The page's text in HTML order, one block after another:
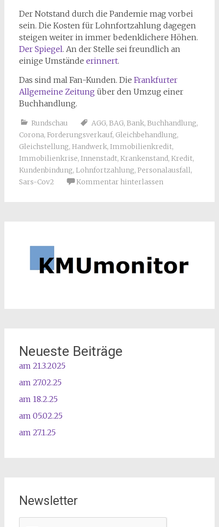
Der Notstand durch die Pandemie mag vorbei
sein. Die Kosten für Lohnfortzahlung dagegen
steigen weiter in immer bedenklichere Höhen.
Der Spiegel. An der Stelle sei freundlich an
einige Umstände erinnert.
Das sind mal Fan-Kunden. Die Frankfurter
Allgemeine Zeitung über den Umzug einer
Buchhandlung.
Rundschau AGG, BAG, Bank, Buchhandlung,
Corona, Forderungsverkauf, Gleichbehandlung,
Gleichstellung, Handwerk, Immobilienkredit,
Immobilienkrise, Innenstadt, Krankenstand, Kredit,
Kundenbindung, Lohnfortzahlung, Personalausfall,
Sars-Cov2
Kommentar hinterlassen
Neueste Beiträge
am 21.3.2025
am 27.02.25
am 18.2.25
am 05.02.25
am 27.1.25
Newsletter